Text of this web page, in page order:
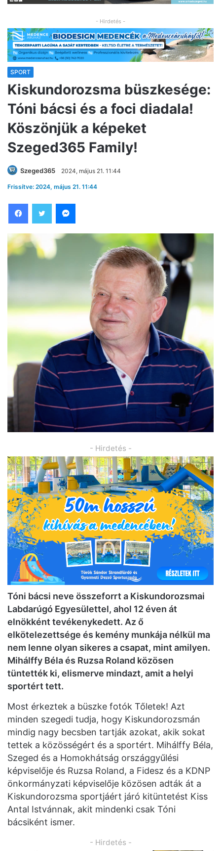
- Hirdetés -
SPORT
Kiskundorozsma büszkesége:
Tóni bácsi és a foci diadala!
Köszönjük a képeket
Szeged365 Family!
Szeged365 2024, május 21. 11:44
Frissítve: 2024, május 21. 11:44
- Hirdetés -
Tóni bácsi neve összeforrt a Kiskundorozsmai
Labdarúgó Egyesülettel, ahol 12 éven át
elnökként tevékenykedett. Az ő
elkötelezettsége és kemény munkája nélkül ma
nem lenne olyan sikeres a csapat, mint amilyen.
Mihálffy Béla és Ruzsa Roland közösen
tüntették ki, elismerve mindazt, amit a helyi
sportért tett.
Most érkeztek a büszke fotók Tőletek! Azt
minden szegedi tudja, hogy Kiskundorozsmán
mindig nagy becsben tartják azokat, akik sokat
tettek a közösségért és a sportért. Mihálffy Béla,
Szeged és a Homokhátság országgyűlési
képviselője és Ruzsa Roland, a Fidesz és a KDNP
önkormányzati képviselője közösen adták át a
Kiskundorozsma sportjáért járó kitüntetést Kiss
Antal Istvánnak, akit mindenki csak Tóni
bácsiként ismer.
- Hirdetés -